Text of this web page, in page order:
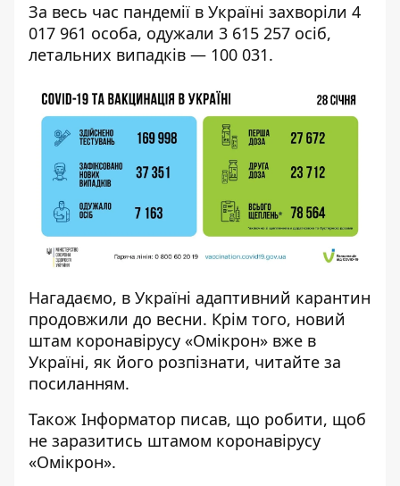
За весь час пандемії в Україні захворіли 4
017 961 особа, одужали 3 615 257 осіб,
летальних випадків — 100 031.
Нагадаємо, в Україні адаптивний карантин
продовжили до весни. Крім того, новий
штам коронавірусу «Омікрон» вже в
Україні, як його розпізнати, читайте за
посиланням.
Також Інформатор писав, що робити, щоб
не заразитись штамом коронавірусу
«Омікрон».